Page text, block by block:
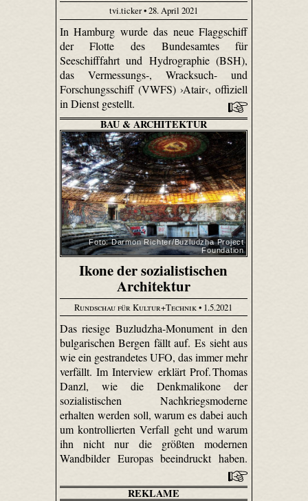
tvi.ticker • 28. April 2021
In Hamburg wurde das neue Flaggschiff
der Flotte des Bundesamtes für
Seeschifffahrt und Hydrographie (BSH),
das Vermessungs-, Wracksuch- und
Forschungsschiff (VWFS) ›Atair‹, offiziell
in Dienst gestellt.
BAU & ARCHITEKTUR
Foto: Darmon Richter/Buzludzha Project
Foundation
Ikone der sozialistischen
Architektur
Rundschau für Kultur+Technik• 1.5.2021
Das riesige Buzludzha-Monument in den
bulgarischen Bergen fällt auf. Es sieht aus
wie ein gestrandetes UFO, das immer mehr
verfällt. Im Interview erklärt Prof. Thomas
Danzl, wie die Denkmalikone der
sozialistischen Nachkriegsmoderne
erhalten werden soll, warum es dabei auch
um kontrollierten Verfall geht und warum
ihn nicht nur die größten modernen
Wandbilder Europas beeindruckt haben.
REKLAME